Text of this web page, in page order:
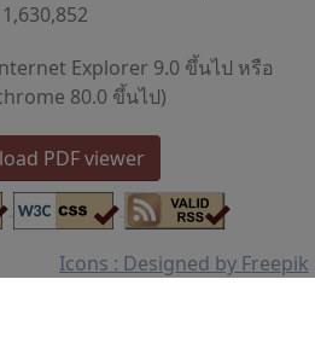
1,630,852
Explorer 9.0 ขึ้นไป หรือ
80.0 ขึ้นไป)
PDF viewer
Icons : Designed by Freepik